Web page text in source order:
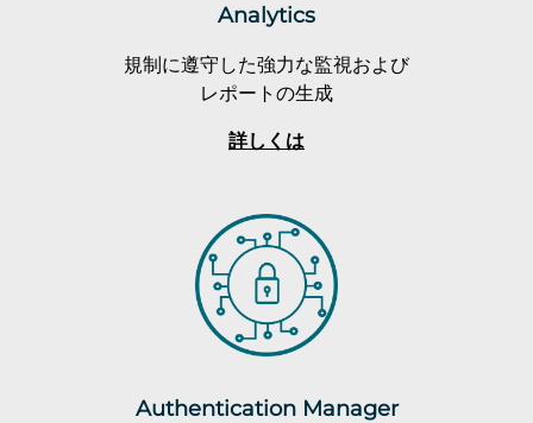
Analytics
規制に遵守した強力な監視および
レポートの生成
詳しくは
Authentication Manager